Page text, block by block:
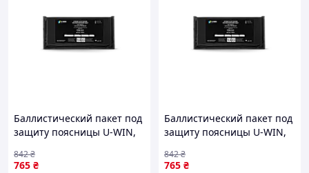
Баллистический пакет под
защиту поясницы U-WIN,
765 ₴
842₴
Баллистический пакет под
защиту поясницы U-WIN,
765 ₴
842₴